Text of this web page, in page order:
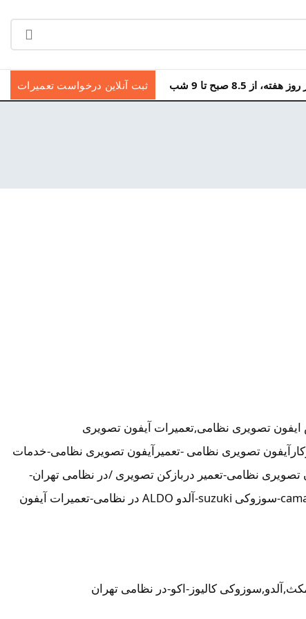
از 8.5 صبح تا 9 شب ثبت آنلاین درخواست تعمیرات
تصویری نظامی,تعمیرات آیفون تصویری
تصویری نظامی -تعمیرآیفون تصویری نظامی-خدمات
نظامی-تعمیر دربازکن تصویری /در نظامی تهران-
تعمیرکار آیفون تصویری در نظامی-نمایندگی آیفون تصویری تابا-tabaالکتروپیک,سیماران-simaran-کوماکس commax-کامکس camax-سوزوکی suzuki-آلدو ALDO در نظامی-تعمیرات آیفون
کالیوز-اکو-در نظامی تهران